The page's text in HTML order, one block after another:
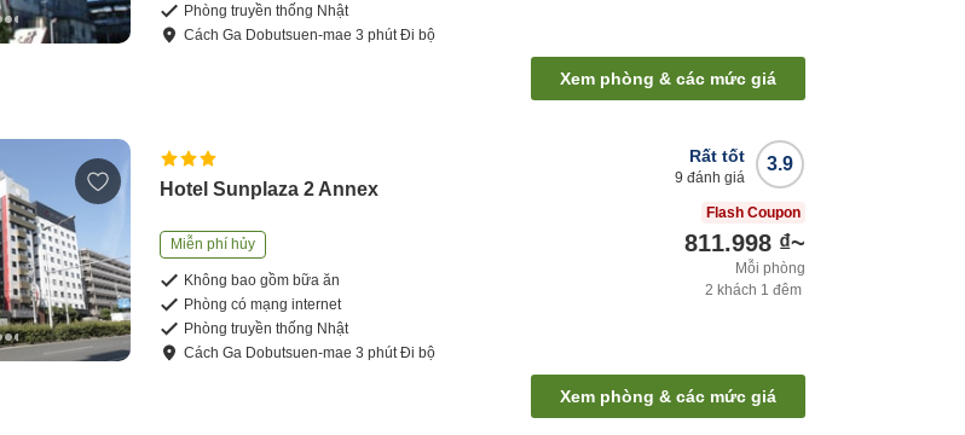
Phòng truyền thống Nhật
CáchGa Dobutsuen-mae 3 phútĐi bộ
Xem phòng & các mức giá
Hotel Sunplaza 2 Annex
Miễn phí hủy
Không bao gồm bữa ăn
Phòng có mạng internet
Phòng truyền thống Nhật
CáchGa Dobutsuen-mae 3 phútĐi bộ
3.9
Rất tốt
9 đánh giá
Flash Coupon
811.998 ₫~
Mỗi phòng
2 khách 1 đêm
Xem phòng & các mức giá